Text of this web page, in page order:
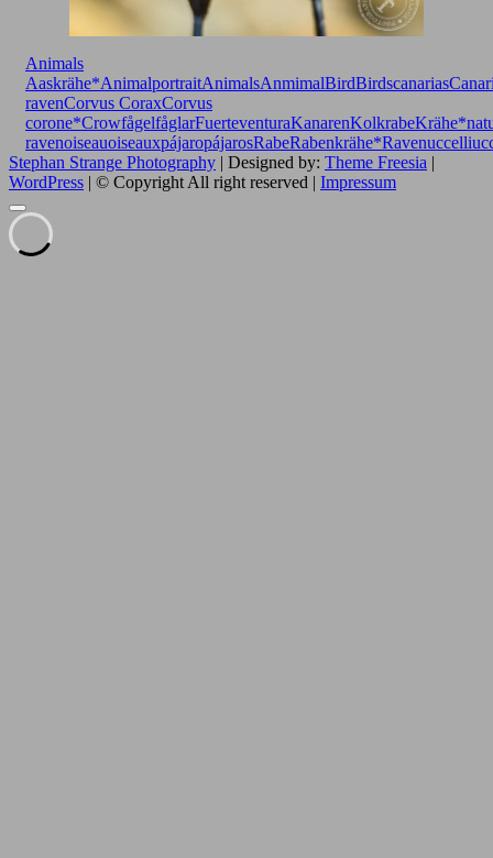
Animals
Aaskrähe*AnimalportraitAnimalsAnmimalBirdBirdscanarias
ravenCorvus CoraxCorvus
corone*CrowfågelfåglarFuerteventuraKanarenKolkrabeKrähe*
ravenoiseauoiseauxpájaropájarosRabeRabenkrähe*Ravenuccelli
Stephan Strange Photography | Designed by: Theme Freesia |
WordPress | © Copyright All right reserved | Impressum